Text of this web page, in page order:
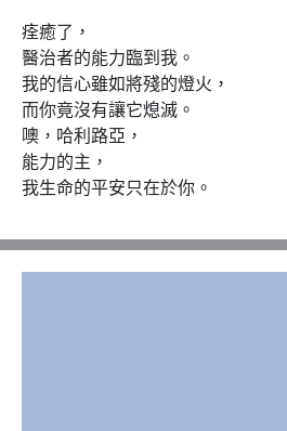
痊癒了，
醫治者的能力臨到我。
我的信心雖如將殘的燈火，
而你竟沒有讓它熄滅。
噢，哈利路亞，
能力的主，
我生命的平安只在於你。